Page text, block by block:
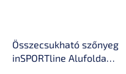
Összecsukható szőnyeg
inSPORTline Alufolda